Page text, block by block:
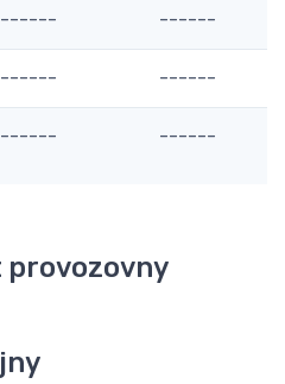
------ ------
------ ------
------ ------
provozovny